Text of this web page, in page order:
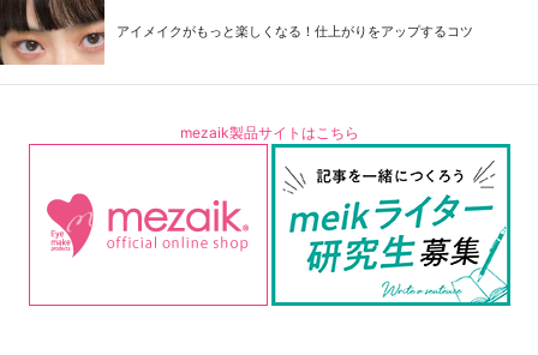
アイメイクがもっと楽しくなる！仕上がりをアップするコツ
mezaik製品サイトはこちら